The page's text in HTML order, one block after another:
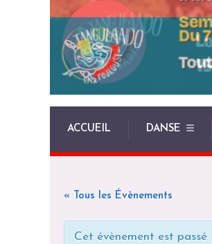
ACCUEIL DANSE
« Tous les Évènements
Cet évènement est passé